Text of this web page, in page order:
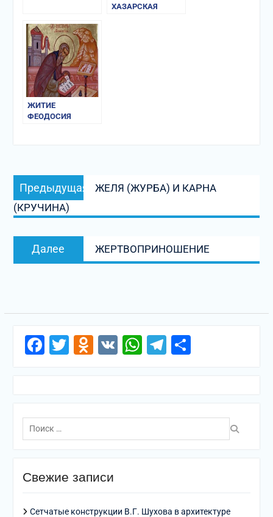
ХАЗАРСКАЯ
ЖИТИЕ
ФЕОДОСИЯ
Навигация
по
записям
Предыдущая
Предыдущая
запись:
ЖЕЛЯ (ЖУРБА) И КАРНА
(КРУЧИНА)
Далее
запись:
ЖЕРТВОПРИНОШЕНИЕ
Facebook
Twitter
Odnoklassniki
VKWhatsApp
Telegram
Поиск
по:
Свежие записи
Сетчатые конструкции В.Г. Шухова в архитектуре